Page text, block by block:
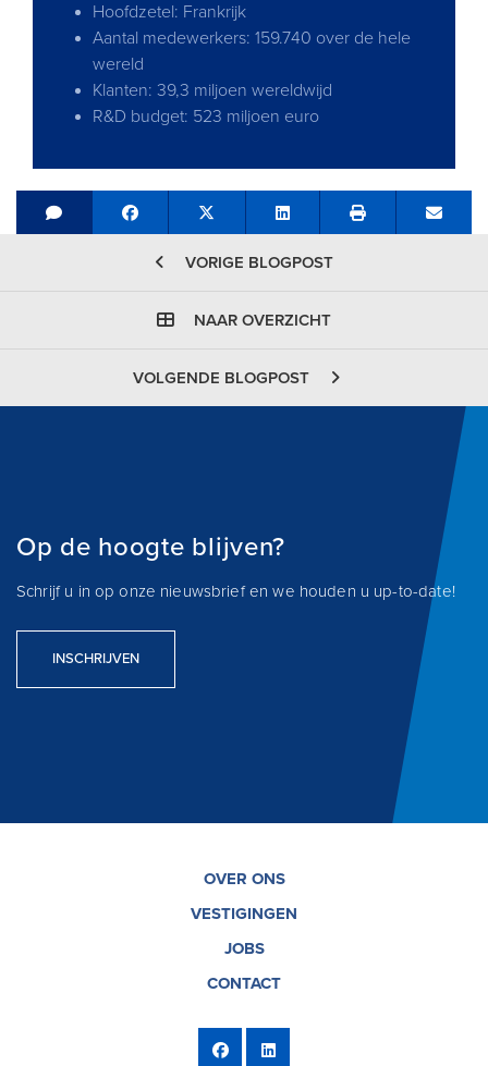
Hoofdzetel: Frankrijk
Aantal medewerkers: 159.740 over de hele
wereld
Klanten: 39,3 miljoen wereldwijd
R&D budget: 523 miljoen euro
Share on Facebook
Tweet Share on LinkedIn Send
VORIGE BLOGPOST
NAAR OVERZICHT
VOLGENDE BLOGPOST
Op de hoogte blijven?
Schrijf u in op onze nieuwsbrief en we houden u up-to-date!
INSCHRIJVEN
OVER ONS
VESTIGINGEN
JOBS
CONTACT